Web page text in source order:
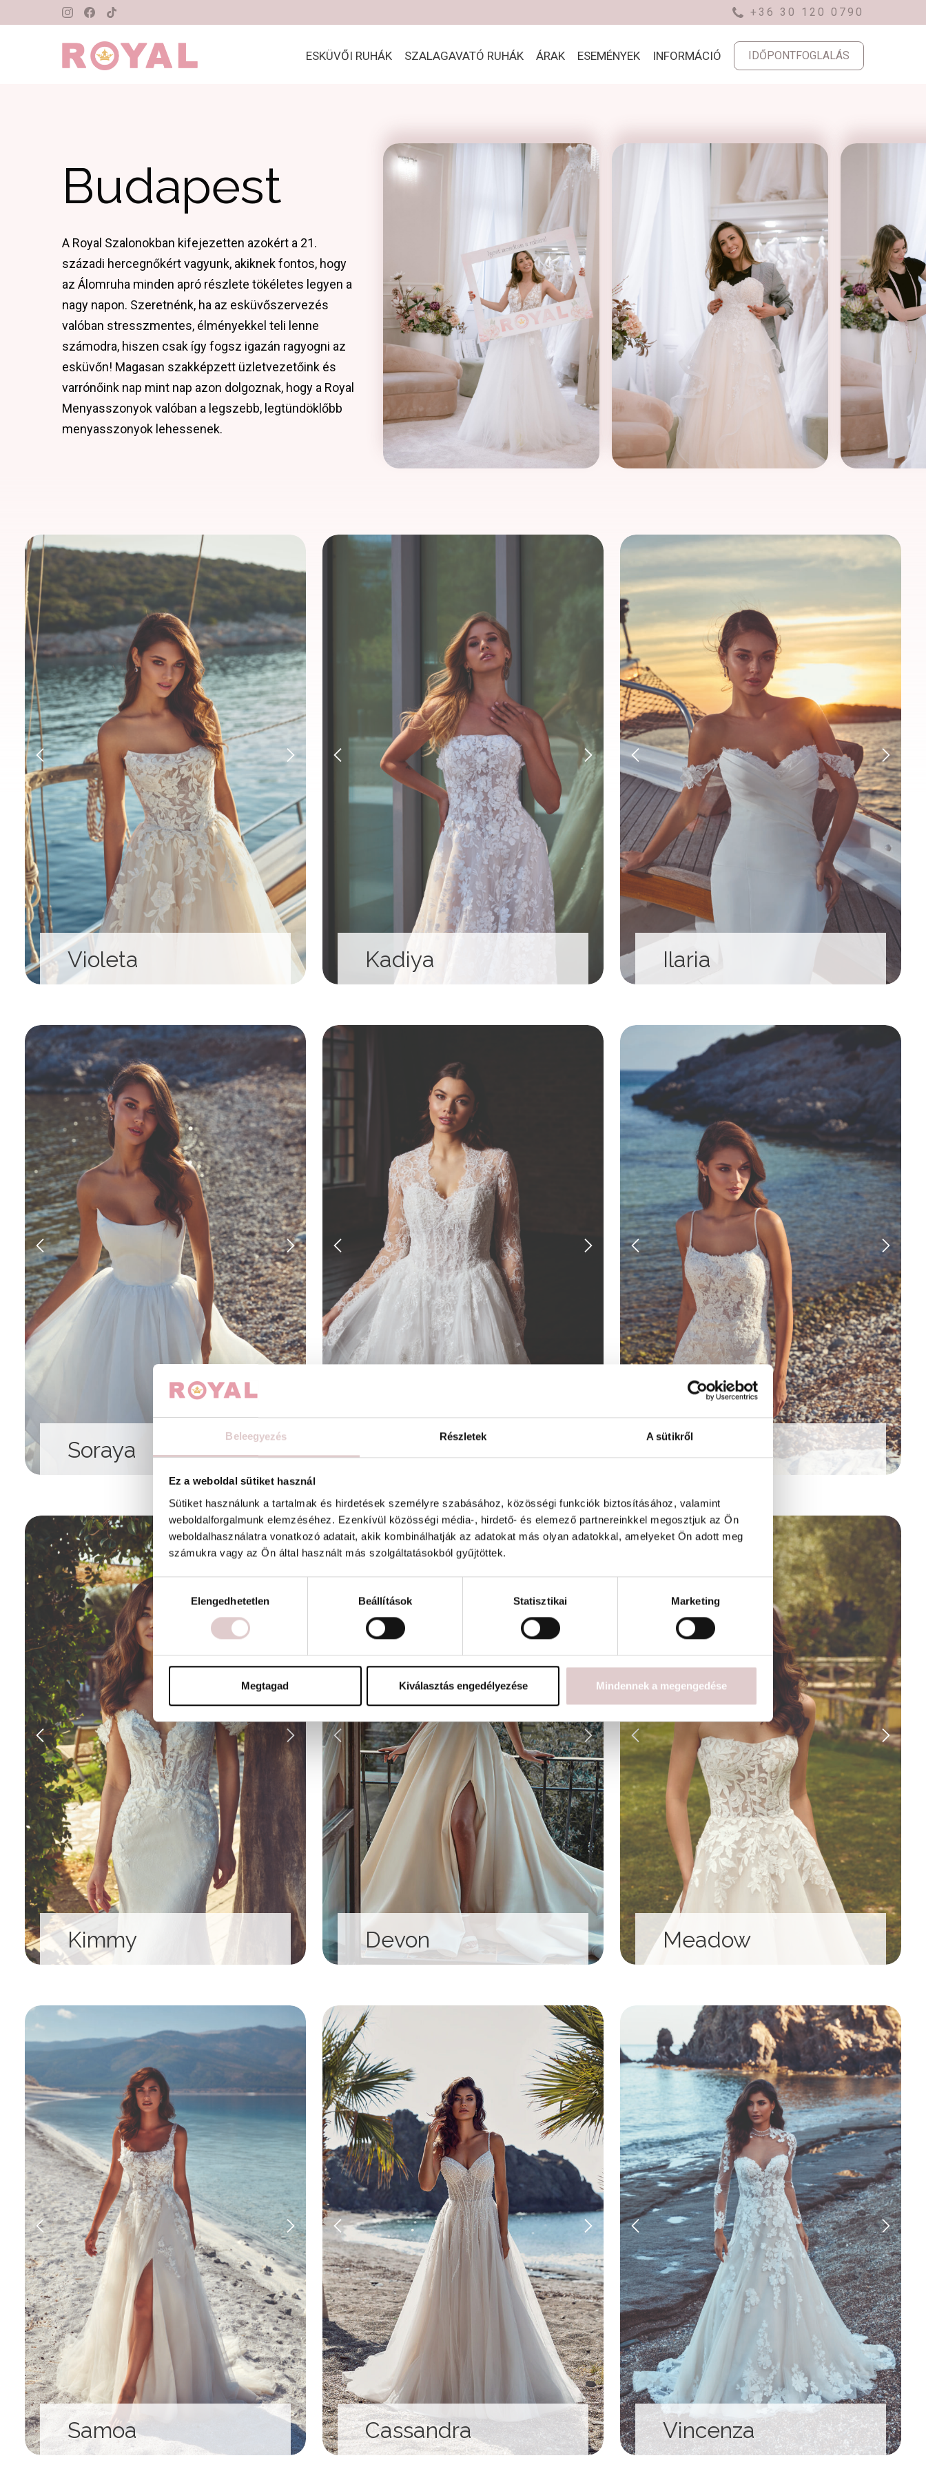
Beleegyezés Részletek A sütikről
Ez a weboldal sütiket használ
Sütiket használunk a tartalmak és hirdetések személyre szabásához, közösségi funkciók biztosításához, valamint
weboldalforgalmunk elemzéséhez. Ezenkívül közösségi média-, hirdető- és elemező partnereinkkel megosztjuk az Ön
weboldalhasználatra vonatkozó adatait, akik kombinálhatják az adatokat más olyan adatokkal, amelyeket Ön adott meg
számukra vagy az Ön által használt más szolgáltatásokból gyűjtöttek.
kiválasztásaElengedhetetlen Beállítások Statisztikai Marketing
Megtagad Kiválasztás engedélyezése Mindennek a megengedése
Tovább a navigációhoz
+36 30 120 0790
ESKÜVŐI RUHÁK SZALAGAVATÓ RUHÁK ÁRAK ESEMÉNYEK INFORMÁCIÓ IDŐPONTFOGLALÁS
Budapest
A Royal Szalonokban kifejezetten azokért a 21.
századi hercegnőkért vagyunk, akiknek fontos, hogy
az Álomruha minden apró részlete tökéletes legyen a
nagy napon. Szeretnénk, ha az esküvőszervezés
valóban stresszmentes, élményekkel teli lenne
számodra, hiszen csak így fogsz igazán ragyogni az
esküvőn! Magasan szakképzett üzletvezetőink és
varrónőink nap mint nap azon dolgoznak, hogy a Royal
Menyasszonyok valóban a legszebb, legtündöklőbb
menyasszonyok lehessenek.
Violeta Kadiya Ilaria
Soraya
Kimmy Devon Meadow
Samoa Cassandra Vincenza